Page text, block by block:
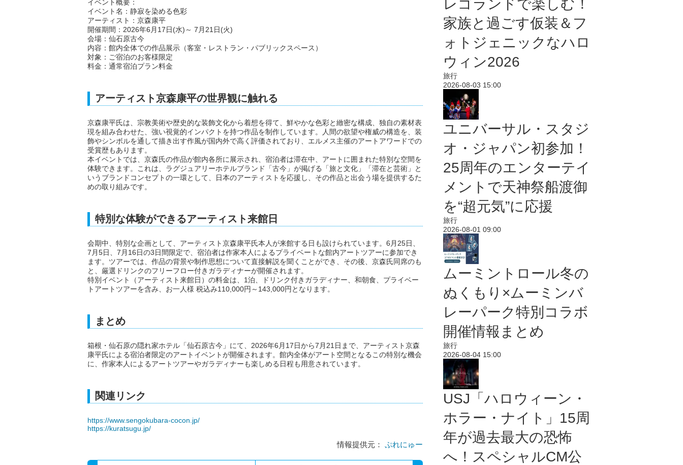
イベント概要：
イベント名：静寂を染める色彩
アーティスト：京森康平
開催期間：2026年6月17日(水)～ 7月21日(火)
会場：仙石原古今
内容：館内全体での作品展示（客室・レストラン・パブリックスペース）
対象：ご宿泊のお客様限定
料金：通常宿泊プラン料金
アーティスト京森康平の世界観に触れる
京森康平氏は、宗教美術や歴史的な装飾文化から着想を得て、鮮やかな色彩と緻密な構成、独自の素材表
現を組み合わせた、強い視覚的インパクトを持つ作品を制作しています。人間の欲望や権威の構造を、装
飾やシンボルを通して描き出す作風が国内外で高く評価されており、エルメス主催のアートアワードでの
受賞歴もあります。
本イベントでは、京森氏の作品が館内各所に展示され、宿泊者は滞在中、アートに囲まれた特別な空間を
体験できます。これは、ラグジュアリーホテルブランド「古今」が掲げる「旅と文化」「滞在と芸術」と
いうブランドコンセプトの一環として、日本のアーティストを応援し、その作品と出会う場を提供するた
めの取り組みです。
特別な体験ができるアーティスト来館日
会期中、特別な企画として、アーティスト京森康平氏本人が来館する日も設けられています。6月25日、
7月5日、7月16日の3日間限定で、宿泊者は作家本人によるプライベートな館内アートツアーに参加でき
ます。ツアーでは、作品の背景や制作思想について直接解説を聞くことができ、その後、京森氏同席のも
と、厳選ドリンクのフリーフロー付きガラディナーが開催されます。
特別イベント（アーティスト来館日）の料金は、1泊、ドリンク付きガラディナー、和朝食、プライベー
トアートツアーを含み、お一人様 税込み110,000円～143,000円となります。
まとめ
箱根・仙石原の隠れ家ホテル「仙石原古今」にて、2026年6月17日から7月21日まで、アーティスト京森
康平氏による宿泊者限定のアートイベントが開催されます。館内全体がアート空間となるこの特別な機会
に、作家本人によるアートツアーやガラディナーも楽しめる日程も用意されています。
関連リンク
https://www.sengokubara-cocon.jp/
https://kuratsugu.jp/
情報提供元： ぷれにゅー
レゴランドで楽しむ！
家族と過ごす仮装＆フ
ォトジェニックなハロ
ウィン2026
旅行
2026-08-03 15:00
ユニバーサル・スタジ
オ・ジャパン初参加！
25周年のエンターテイ
メントで天神祭船渡御
を“超元気”に応援
旅行
2026-08-01 09:00
ムーミントロール冬の
ぬくもり×ムーミンバ
レーパーク特別コラボ
開催情報まとめ
旅行
2026-08-04 15:00
USJ「ハロウィーン・
ホラー・ナイト」15周
年が過去最大の恐怖
へ！スペシャルCM公